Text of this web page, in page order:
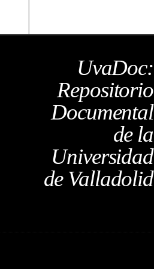
UvaDoc:
Repositorio
Documental
de la
Universidad
de Valladolid